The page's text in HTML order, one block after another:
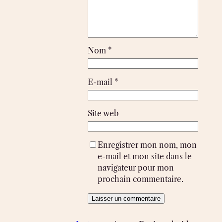
Nom *
E-mail *
Site web
Enregistrer mon nom, mon
e-mail et mon site dans le
navigateur pour mon
prochain commentaire.